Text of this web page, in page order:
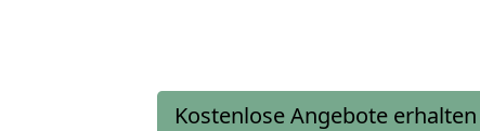
Kostenlose Angebote erhalten